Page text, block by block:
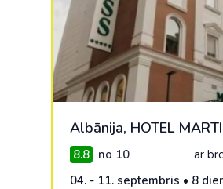
Albānija, HOTEL
8.8 no 10
ar
04. - 11. septembris • 8